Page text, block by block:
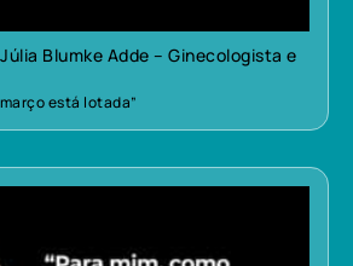
Blumke Adde – Ginecologista e
está lotada”